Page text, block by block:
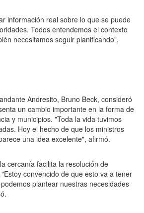
información real sobre lo que se puede
Todos entendemos el contexto
necesitamos seguir planificando",
Andresito, Bruno Beck, consideró
un cambio importante en la forma de
y municipios. "Toda la vida tuvimos
Hoy el hecho de que los ministros
una idea excelente", afirmó.
cercanía facilita la resolución de
convencido de que esto va a tener
plantear nuestras necesidades